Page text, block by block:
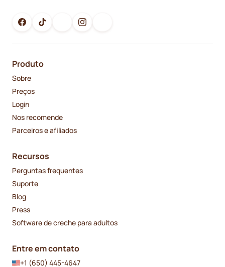
Produto
Sobre
Preços
Login
Nos recomende
Parceiros e afiliados
Recursos
Perguntas frequentes
Suporte
Blog
Press
Software de creche para adultos
Entre em contato
+1 (650) 445-4647